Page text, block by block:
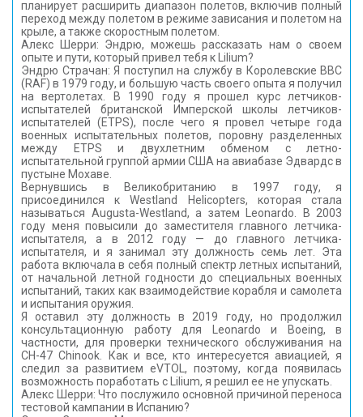
планирует расширить диапазон полетов, включив полный
переход между полетом в режиме зависания и полетом на
крыле, а также скоростным полетом.
Алекс Шерри: Эндрю, можешь рассказать нам о своем
опыте и пути, который привел тебя к Lilium?
Эндрю Страчан: Я поступил на службу в Королевские ВВС
(RAF) в 1979 году, и большую часть своего опыта я получил
на вертолетах. В 1990 году я прошел курс летчиков-
испытателей британской Имперской школы летчиков-
испытателей (ETPS), после чего я провел четыре года
военных испытательных полетов, поровну разделенных
между ETPS и двухлетним обменом с летно-
испытательной группой армии США на авиабазе Эдвардс в
пустыне Мохаве.
Вернувшись в Великобританию в 1997 году, я
присоединился к Westland Helicopters, которая стала
называться Augusta-Westland, а затем Leonardo. В 2003
году меня повысили до заместителя главного летчика-
испытателя, а в 2012 году — до главного летчика-
испытателя, и я занимал эту должность семь лет. Эта
работа включала в себя полный спектр летных испытаний,
от начальной летной годности до специальных военных
испытаний, таких как взаимодействие корабля и самолета
и испытания оружия.
Я оставил эту должность в 2019 году, но продолжил
консультационную работу для Leonardo и Boeing, в
частности, для проверки технического обслуживания на
CH-47 Chinook. Как и все, кто интересуется авиацией, я
следил за развитием eVTOL, поэтому, когда появилась
возможность поработать с Lilium, я решил ее не упускать.
Алекс Шерри: Что послужило основной причиной переноса
тестовой кампании в Испанию?